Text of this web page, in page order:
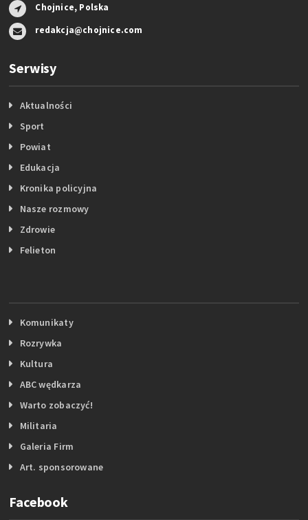
Chojnice, Polska
redakcja@chojnice.com
Serwisy
Aktualności
Sport
Powiat
Edukacja
Kronika policyjna
Nasze rozmowy
Zdrowie
Felieton
Komunikaty
Rozrywka
Kultura
ABC wędkarza
Warto zobaczyć!
Militaria
Galeria Firm
Art. sponsorowane
Facebook